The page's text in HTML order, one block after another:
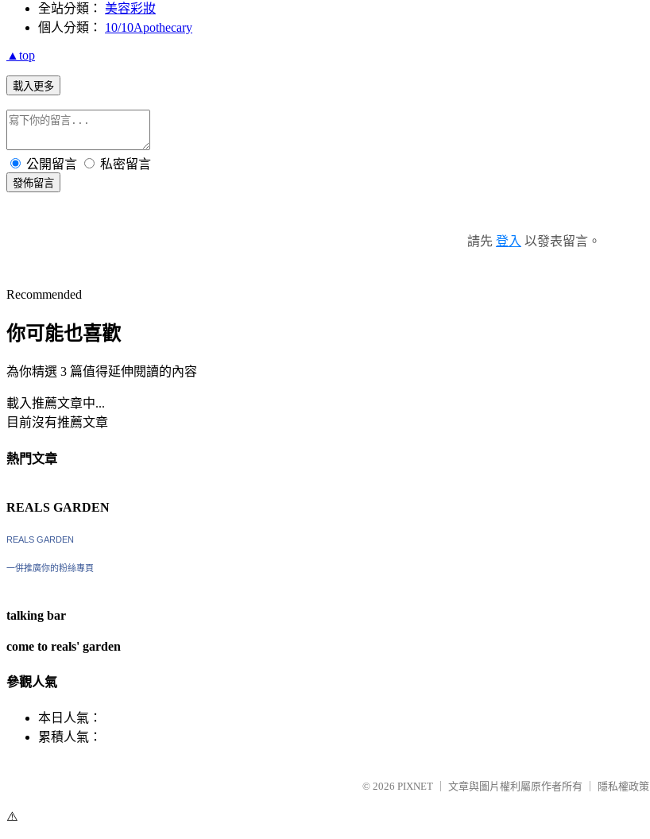
全站分類： 美容彩妝
個人分類： 10/10Apothecary
▲top
載入更多
公開留言 私密留言
發佈留言
請先 登入 以發表留言。
Recommended
你可能也喜歡
為你精選 3 篇值得延伸閱讀的內容
載入推薦文章中...
目前沒有推薦文章
熱門文章
REALS GARDEN
REALS GARDEN
一併推廣你的粉絲專頁
talking bar
come to reals' garden
參觀人氣
本日人氣：
累積人氣：
© 2026 PIXNET 文章與圖片權利屬原作者所有 隱私權政策
⚠️